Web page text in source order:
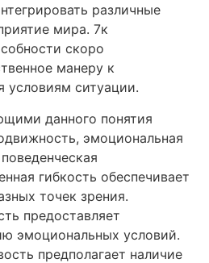
различные
мира. 7к
скоро
манеру к
ситуации.
данного понятия
эмоциональная
гибкость обеспечивает
точек зрения.
предоставляет
эмоциональных условий.
предполагает наличие